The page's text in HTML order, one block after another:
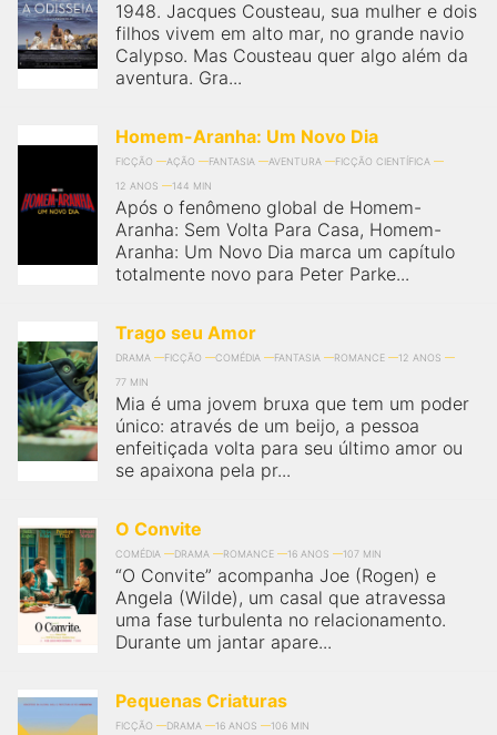
1948. Jacques Cousteau, sua mulher e dois
filhos vivem em alto mar, no grande navio
Calypso. Mas Cousteau quer algo além da
aventura. Gra...
Homem-Aranha: Um Novo Dia
FICÇÃO AÇÃO FANTASIA AVENTURA
FICÇÃO CIENTÍFICA
12 ANOS
144 MIN
Após o fenômeno global de Homem-
Aranha: Sem Volta Para Casa, Homem-
Aranha: Um Novo Dia marca um capítulo
totalmente novo para Peter Parke...
Trago seu Amor
DRAMA FICÇÃO COMÉDIA FANTASIA ROMANCE
12 ANOS
77 MIN
Mia é uma jovem bruxa que tem um poder
único: através de um beijo, a pessoa
enfeitiçada volta para seu último amor ou
se apaixona pela pr...
O Convite
COMÉDIA DRAMA ROMANCE 16 ANOS 107 MIN
“O Convite” acompanha Joe (Rogen) e
Angela (Wilde), um casal que atravessa
uma fase turbulenta no relacionamento.
Durante um jantar apare...
Pequenas Criaturas
FICÇÃO DRAMA 16 ANOS 106 MIN